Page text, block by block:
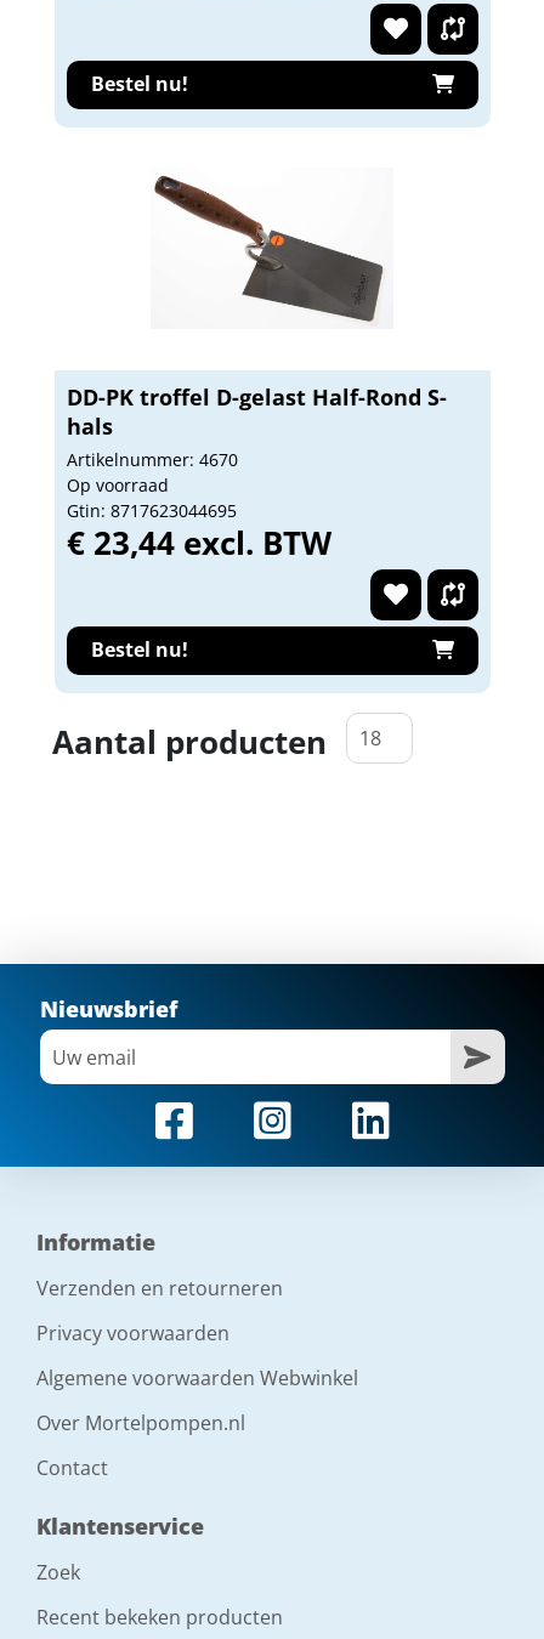
Bestel nu!
DD-PK troffel D-gelast Half-Rond S-
hals
Artikelnummer: 4670
Op voorraad
Gtin: 8717623044695
€ 23,44 excl. BTW
Bestel nu!
Aantal producten
Nieuwsbrief
Informatie
Verzenden en retourneren
Privacy voorwaarden
Algemene voorwaarden Webwinkel
Over Mortelpompen.nl
Contact
Klantenservice
Zoek
Recent bekeken producten